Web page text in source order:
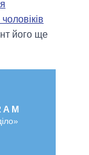
його ще